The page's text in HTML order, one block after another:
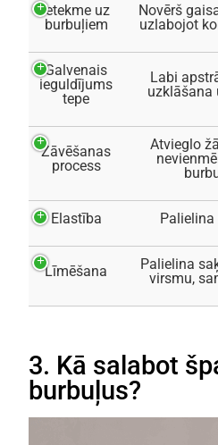
Ietekme uz
burbuļiem
Novērš
uzlabojot
Galvenais
ieguldījums
tepe
Labi
uzklāšana
Žāvēšanas
process
Atvieglo
Elastība Palielina
Līmēšana
Palielina
virsmu,
3. Kā salabot
burbuļus?